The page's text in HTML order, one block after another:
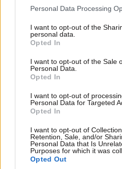
Please note that this website/app
not limited to your visit or usage
grant or deny consent to Google
use your data for below specified
consent section.
Personal Data Processing
I want to opt-out of the
personal data.
Opted In
I want to opt-out of the Sale
Personal Data.
Opted In
I want to opt-out of
Personal Data for Targeted
Opted In
I want to opt-out of
Retention, Sale, and/or
Personal Data that Is
Purposes for which it was
Opted Out
ΘΑ ΜΠΟΡΟΥΣΕ ΝΑ ΤΑΙΣΕΙ
Απαντήστε